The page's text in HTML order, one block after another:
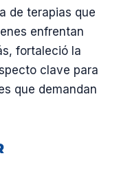
de terapias que
enfrentan
fortaleció la
clave para
que demandan